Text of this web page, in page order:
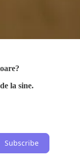
la sine.
Subscribe